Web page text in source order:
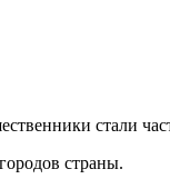
стали
страны.